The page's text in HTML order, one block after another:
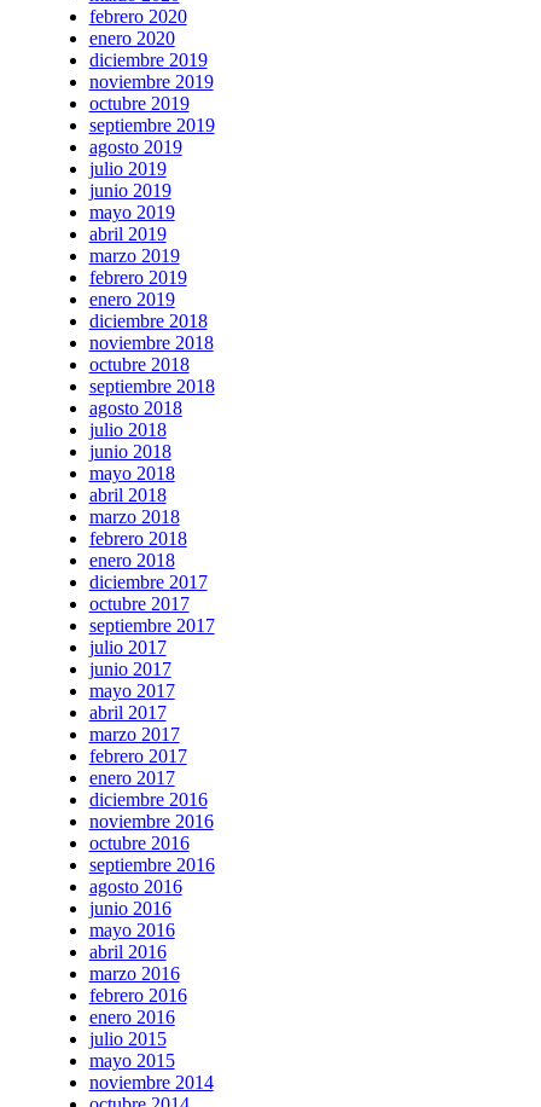
febrero 2020
enero 2020
diciembre 2019
noviembre 2019
octubre 2019
septiembre 2019
agosto 2019
julio 2019
junio 2019
mayo 2019
abril 2019
marzo 2019
febrero 2019
enero 2019
diciembre 2018
noviembre 2018
octubre 2018
septiembre 2018
agosto 2018
julio 2018
junio 2018
mayo 2018
abril 2018
marzo 2018
febrero 2018
enero 2018
diciembre 2017
octubre 2017
septiembre 2017
julio 2017
junio 2017
mayo 2017
abril 2017
marzo 2017
febrero 2017
enero 2017
diciembre 2016
noviembre 2016
octubre 2016
septiembre 2016
agosto 2016
junio 2016
mayo 2016
abril 2016
marzo 2016
febrero 2016
enero 2016
julio 2015
mayo 2015
noviembre 2014